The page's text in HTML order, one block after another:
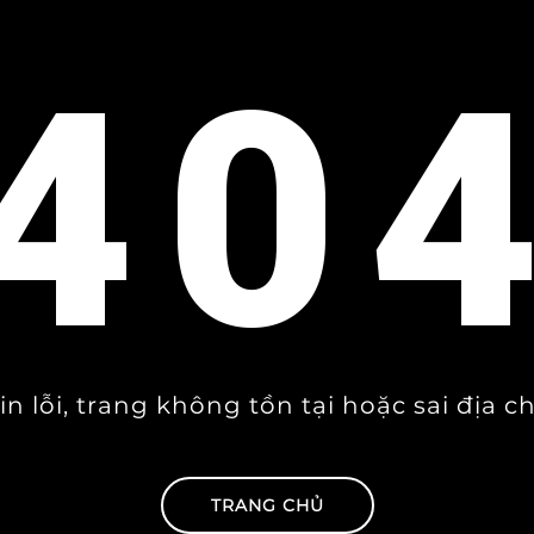
lỗi, trang không tồn tại hoặc sai địa
TRANG CHỦ